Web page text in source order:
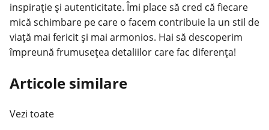
inspirație și autenticitate. Îmi place să cred că fiecare
mică schimbare pe care o facem contribuie la un stil de
viață mai fericit și mai armonios. Hai să descoperim
împreună frumusețea detaliilor care fac diferența!
Articole similare
Vezi toate